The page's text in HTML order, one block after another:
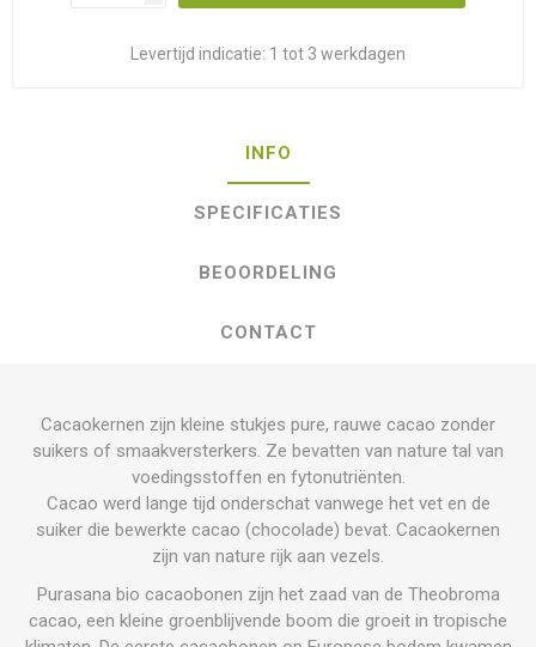
Levertijd indicatie: 1 tot 3 werkdagen
INFO
SPECIFICATIES
BEOORDELING
CONTACT
Cacaokernen zijn kleine stukjes pure, rauwe cacao zonder
suikers of smaakversterkers. Ze bevatten van nature tal van
voedingsstoffen en fytonutriënten.
Cacao werd lange tijd onderschat vanwege het vet en de
suiker die bewerkte cacao (chocolade) bevat. Cacaokernen
zijn van nature rijk aan vezels.
Purasana bio cacaobonen zijn het zaad van de Theobroma
cacao, een kleine groenblijvende boom die groeit in tropische